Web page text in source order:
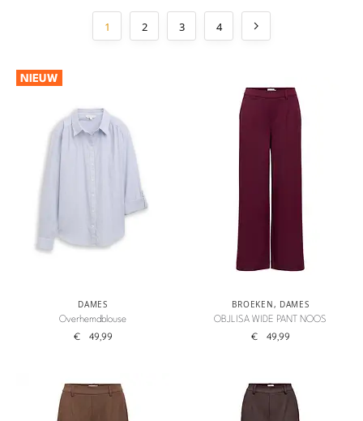
1 2 3 4
NIEUW
DAMES
Overhemdblouse
€ 49,99
BROEKEN, DAMES
OBJLISA WIDE PANT NOOS
€ 49,99